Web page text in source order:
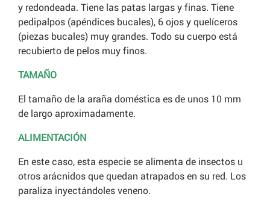
y redondeada. Tiene las patas largas y finas. Tiene
pedipalpos (apéndices bucales), 6 ojos y quelíceros
(piezas bucales) muy grandes. Todo su cuerpo está
recubierto de pelos muy finos.
TAMAÑO
El tamaño de la araña doméstica es de unos 10 mm
de largo aproximadamente.
ALIMENTACIÓN
En este caso, esta especie se alimenta de insectos u
otros arácnidos que quedan atrapados en su red. Los
paraliza inyectándoles veneno.